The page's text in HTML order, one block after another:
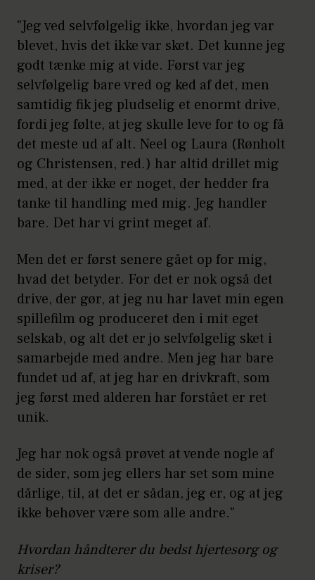
"Jeg ved selvfølgelig ikke, hvordan jeg var
blevet, hvis det ikke var sket. Det kunne jeg
godt tænke mig at vide. Først var jeg
selvfølgelig bare vred og ked af det, men
samtidig fik jeg pludselig et enormt drive,
fordi jeg følte, at jeg skulle leve for to og få
det meste ud af alt. Neel og Laura (Rønholt
og Christensen, red.) har altid drillet mig
med, at der ikke er noget, der hedder fra
tanke til handling med mig. Jeg handler
bare. Det har vi grint meget af.
Men det er først senere gået op for mig,
hvad det betyder. For det er nok også det
drive, der gør, at jeg nu har lavet min egen
spillefilm og produceret den i mit eget
selskab, og alt det er jo selvfølgelig sket i
samarbejde med andre. Men jeg har bare
fundet ud af, at jeg har en drivkraft, som
jeg først med alderen har forstået er ret
unik.
Jeg har nok også prøvet at vende nogle af
de sider, som jeg ellers har set som mine
dårlige, til, at det er sådan, jeg er, og at jeg
ikke behøver være som alle andre."
Hvordan håndterer du bedst hjertesorg og
kriser?